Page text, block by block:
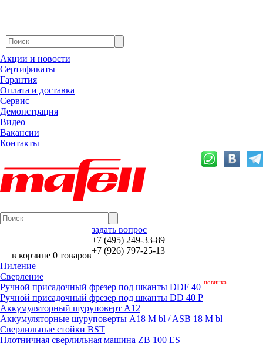
Акции и новости
Сертификаты
Гарантия
Оплата и доставка
Сервис
Демонстрация
Видео
Вакансии
Контакты
в корзине 0 товаров
задать вопрос
+7 (495) 249-33-89
+7 (926) 797-25-13
Пиление
Сверление
Ручной присадочный фрезер под шканты DDF 40 новинка
Ручной присадочный фрезер под шканты DD 40 P
Аккумуляторный шуруповерт A12
Аккумуляторные шуруповерты A18 M bl / ASB 18 M bl
Сверлильные стойки BST
Плотничная сверлильная машина ZB 100 ES